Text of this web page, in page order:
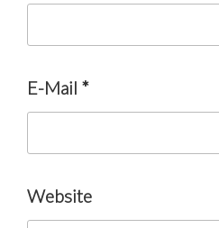
E-Mail *
Website